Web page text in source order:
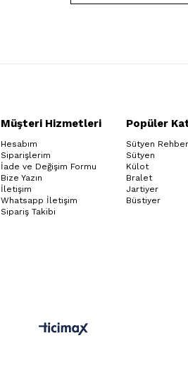
Müşteri Hizmetleri
Hesabım
Siparişlerim
İade ve Değişim Formu
Bize Yazın
İletişim
Whatsapp İletişim
Sipariş Takibi
Popüler
Sütyen
Sütyen
Külot
Bralet
Jartiyer
Büstiyer